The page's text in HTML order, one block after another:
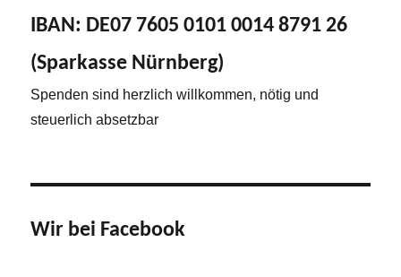
IBAN: DE07 7605 0101 0014 8791 26
(Sparkasse Nürnberg)
Spenden sind herzlich willkommen, nötig und
steuerlich absetzbar
Wir bei Facebook